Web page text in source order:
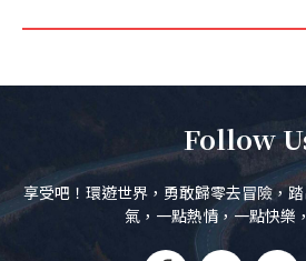
Follow
享受吧！環遊世界，勇敢歸零去冒險，
氣，一點熱情，一點快樂